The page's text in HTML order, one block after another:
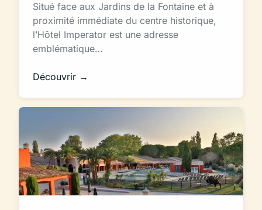
Situé face aux Jardins de la Fontaine et à
proximité immédiate du centre historique,
l’Hôtel Imperator est une adresse
emblématique…
Découvrir →